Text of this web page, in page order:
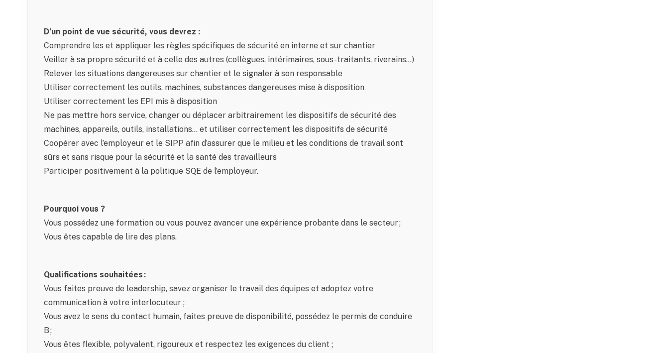
D’un point de vue sécurité, vous devrez :
Comprendre les et appliquer les règles spécifiques de sécurité en interne et sur chantier
Veiller à sa propre sécurité et à celle des autres (collègues, intérimaires, sous-traitants, riverains…)
Relever les situations dangereuses sur chantier et le signaler à son responsable
Utiliser correctement les outils, machines, substances dangereuses mise à disposition
Utiliser correctement les EPI mis à disposition
Ne pas mettre hors service, changer ou déplacer arbitrairement les dispositifs de sécurité des
machines, appareils, outils, installations… et utiliser correctement les dispositifs de sécurité
Coopérer avec l’employeur et le SIPP afin d’assurer que le milieu et les conditions de travail sont
sûrs et sans risque pour la sécurité et la santé des travailleurs
Participer positivement à la politique SQE de l’employeur.
Pourquoi vous ?
Vous possédez une formation ou vous pouvez avancer une expérience probante dans le secteur ;
Vous êtes capable de lire des plans.
Qualifications souhaitées :
Vous faites preuve de leadership, savez organiser le travail des équipes et adoptez votre
communication à votre interlocuteur ;
Vous avez le sens du contact humain, faites preuve de disponibilité, possédez le permis de conduire
B ;
Vous êtes flexible, polyvalent, rigoureux et respectez les exigences du client ;